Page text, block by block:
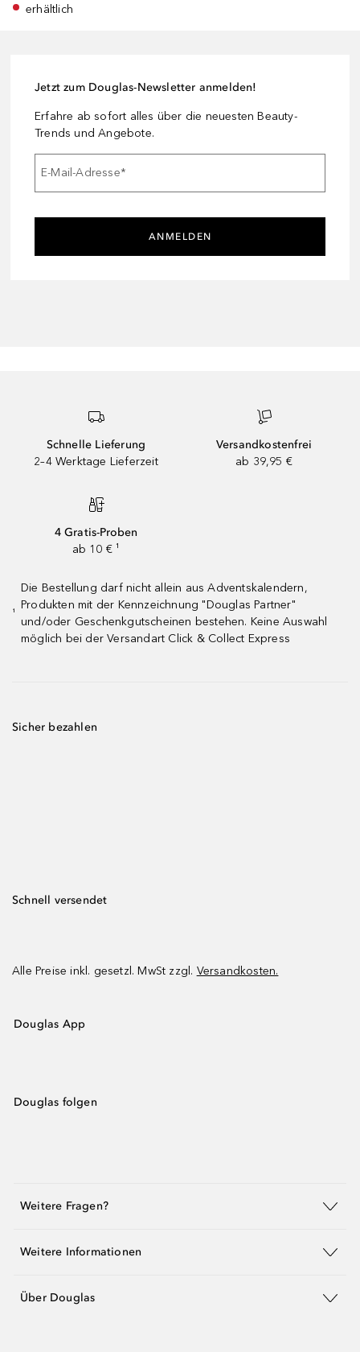
erhältlich
Jetzt zum Douglas-Newsletter anmelden!
Erfahre ab sofort alles über die neuesten Beauty-
Trends und Angebote.
E-Mail-Adresse*
ANMELDEN
Schnelle Lieferung
2–4 Werktage Lieferzeit
Versandkostenfrei
ab 39,95 €
4 Gratis-Proben
ab 10 € ¹
¹
Die Bestellung darf nicht allein aus Adventskalendern,
Produkten mit der Kennzeichnung "Douglas Partner"
und/oder Geschenkgutscheinen bestehen. Keine Auswahl
möglich bei der Versandart Click & Collect Express
Sicher bezahlen
Schnell versendet
Alle Preise inkl. gesetzl. MwSt zzgl. Versandkosten.
Douglas App
Douglas folgen
Weitere Fragen?
Weitere Informationen
Über Douglas